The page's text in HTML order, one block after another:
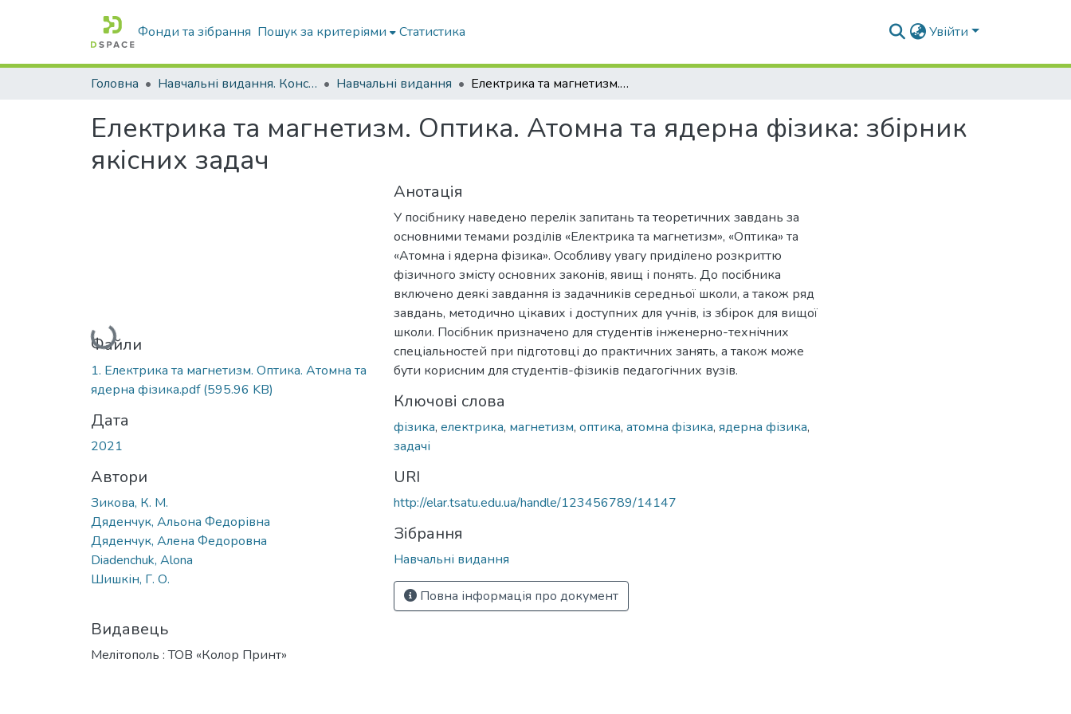
Фонди та зібрання Пошук за критеріями Статистика Увійти
Головна Навчальні видання. Конспекти лекцій Навчальні видання Електрика та магнетизм. Оптика. Атомна та ядерна фізика: збірник якісних задач
Електрика та магнетизм. Оптика. Атомна та ядерна фізика: збірник
якісних задач
Вантажиться...
Файли
1. Електрика та магнетизм. Оптика. Атомна та
ядерна фізика.pdf(595.96 KB)
Дата
2021
Автори
Зикова, К. М.
Дяденчук, Альона Федорівна
Дяденчук, Алена Федоровна
Diadenchuk, Alona
Шишкін, Г. О.
Видавець
Мелітополь : ТОВ «Колор Принт»
Анотація
У посібнику наведено перелік запитань та теоретичних завдань за
основними темами розділів «Електрика та магнетизм», «Оптика» та
«Атомна і ядерна фізика». Особливу увагу приділено розкриттю
фізичного змісту основних законів, явищ і понять. До посібника
включено деякі завдання із задачників середньої школи, а також ряд
завдань, методично цікавих і доступних для учнів, із збірок для вищої
школи. Посібник призначено для студентів інженерно-технічних
спеціальностей при підготовці до практичних занять, а також може
бути корисним для студентів-фізиків педагогічних вузів.
Ключові слова
фізика, електрика, магнетизм, оптика, атомна фізика, ядерна фізика,
задачі
URI
http://elar.tsatu.edu.ua/handle/123456789/14147
Зібрання
Навчальні видання
Повна інформація про документ